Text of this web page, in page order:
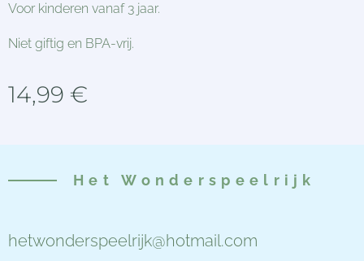
Voor kinderen vanaf 3 jaar.
Niet giftig en BPA-vrij.
14,99 €
HetWonderspeelrijk
hetwonderspeelrijk@hotmail.com